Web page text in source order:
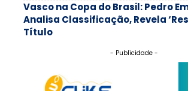
Vasco na Copa do Brasil: Pedro
Analisa Classificação, Revela
Título
- Publicidade -